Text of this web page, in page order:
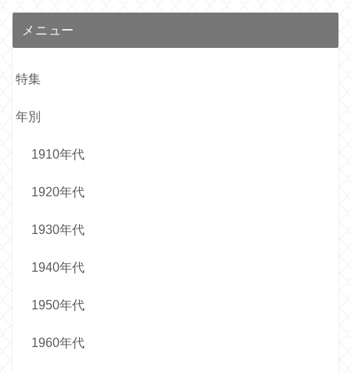
メニュー
特集
年別
1910年代
1920年代
1930年代
1940年代
1950年代
1960年代